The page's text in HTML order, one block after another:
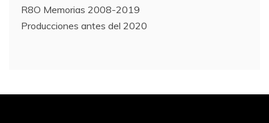
R8O Memorias 2008-2019
Producciones antes del 2020